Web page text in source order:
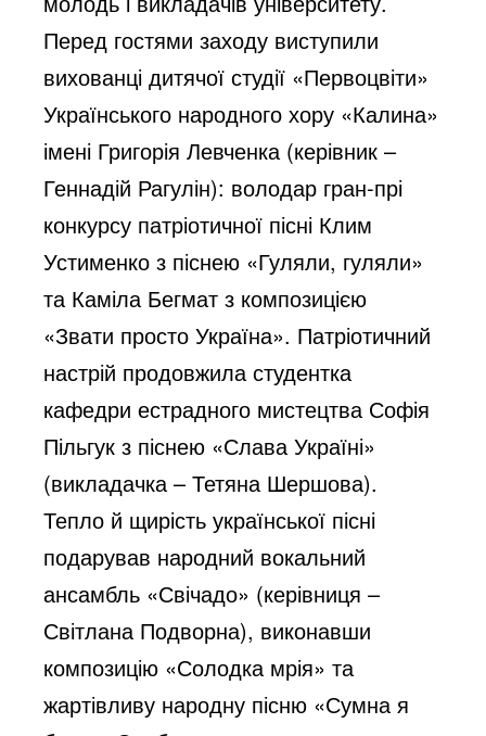
Перед гостями заходу виступили
вихованці дитячої студії «Первоцвіти»
Українського народного хору «Калина»
імені Григорія Левченка (керівник –
Геннадій Рагулін): володар гран-прі
конкурсу патріотичної пісні Клим
Устименко з піснею «Гуляли, гуляли»
та Каміла Бегмат з композицією
«Звати просто Україна». Патріотичний
настрій продовжила студентка
кафедри естрадного мистецтва Софія
Пільгук з піснею «Слава Україні»
(викладачка – Тетяна Шершова).
Тепло й щирість української пісні
подарував народний вокальний
ансамбль «Свічадо» (керівниця –
Світлана Подворна), виконавши
композицію «Солодка мрія» та
жартівливу народну пісню «Сумна я